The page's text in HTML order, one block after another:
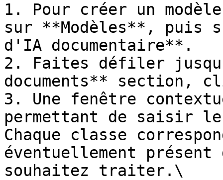
1. Pour créer un
sur **Modèles**, puis
d'IA documentaire**.
2. Faites défiler
documents** section,
3. Une fenêtre
permettant de saisir
Chaque classe
éventuellement présent
souhaitez traiter.\